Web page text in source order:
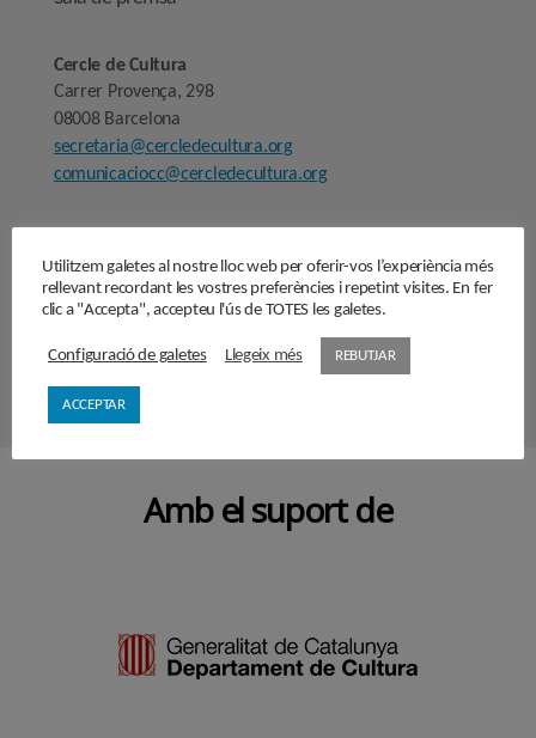
Cercle de Cultura
Carrer Provença, 298
08008 Barcelona
secretaria@cercledecultura.org
comunicaciocc@cercledecultura.org
Avís legal
Amb el suport de
Utilitzem galetes al nostre lloc web per oferir-vos l’experiència més
rellevant recordant les vostres preferències i repetint visites. En fer
clic a "Accepta", accepteu l'ús de TOTES les galetes.
Configuració de galetes Llegeix més REBUTJAR
ACCEPTAR